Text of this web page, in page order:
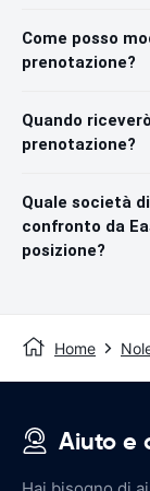
Come posso
prenotazione?
Quando
prenotazione?
Quale società
confronto da
posizione?
Home
Aiuto e